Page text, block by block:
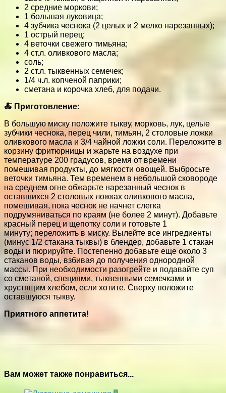
2 средние моркови;
1 большая луковица;
4 зубчика чеснока (2 целых и 2 мелко нарезанных);
1 острый перец;
4 веточки свежего тимьяна;
4 ст.л. оливкового масла;
соль;
2 ст.л. тыквенных семечек;
1/4 ч.л. копченой паприки;
сметана и корочка хлеб, для подачи.
🍝 Приготовление:
В большую миску положите тыкву, морковь, лук, целые
зубчики чеснока, перец чили, тимьян, 2 столовые ложки
оливкового масла и 3/4 чайной ложки соли. Переложите в
корзину фритюрницы и жарьте на воздухе при
температуре 200 градусов, время от времени
помешивая продукты, до мягкости овощей. Выбросьте
веточки тимьяна. Тем временем в небольшой сковороде
на среднем огне обжарьте нарезанный чеснок в
оставшихся 2 столовых ложках оливкового масла,
помешивая, пока чеснок не начнет слегка
подрумяниваться по краям (не более 2 минут). Добавьте
красный перец и щепотку соли и готовьте 1
минуту; переложить в миску. Вылейте все ингредиенты
(минус 1/2 стакана тыквы) в блендер, добавьте 1 стакан
воды и пюрируйте. Постепенно добавьте еще около 3
стаканов воды, взбивая до получения однородной
массы. При необходимости разогрейте и подавайте суп
со сметаной, специями, тыквенными семечками и
хрустящим хлебом, если хотите. Сверху положите
оставшуюся тыкву.
Приятного аппетита!
Вам может также понравиться...